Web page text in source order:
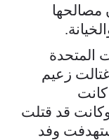
مصالحها
المتحدة
زعيم
قد قتلت
وفد